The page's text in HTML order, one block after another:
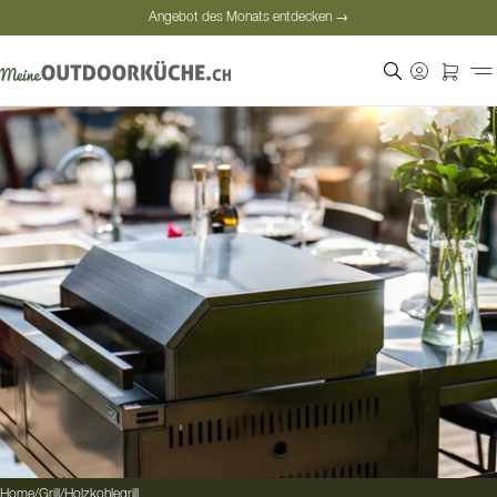
Angebot des Monats entdecken →
Angebot des Monats entdecken →
Home/Grill /Holzkohlegrill